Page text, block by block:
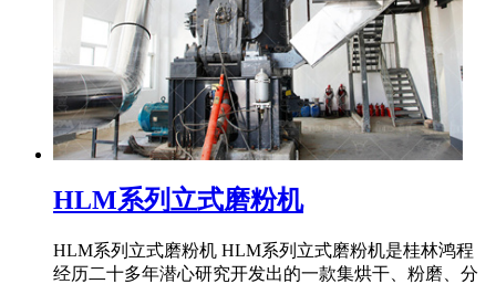
HLM系列立式磨粉机
HLM系列立式磨粉机 HLM系列立式磨粉机是桂林鸿程
经历二十多年潜心研究开发出的一款集烘干、粉磨、分